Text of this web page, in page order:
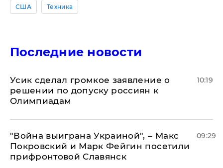
США Техника
Последние новости
Усик сделал громкое заявление о
решении по допуску россиян к
Олимпиадам
10:19
"Война выиграна Украиной", – Макс
Покровский и Марк Фейгин посетили
прифронтовой Славянск
09:29